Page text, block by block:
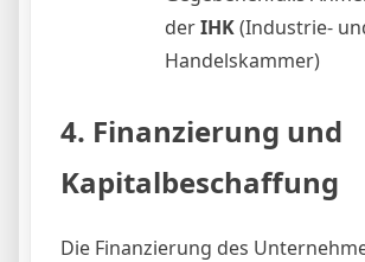
derIHK(Industrie-
Handelskammer)
4. Finanzierung und
Kapitalbeschaffung
Die Finanzierung des